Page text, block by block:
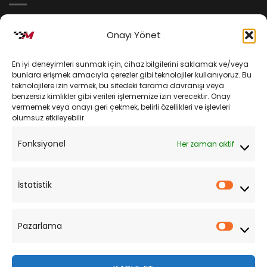
Onayı Yönet
En iyi deneyimleri sunmak için, cihaz bilgilerini saklamak ve/veya
bunlara erişmek amacıyla çerezler gibi teknolojiler kullanıyoruz. Bu
teknolojilere izin vermek, bu sitedeki tarama davranışı veya
benzersiz kimlikler gibi verileri işlememize izin verecektir. Onay
vermemek veya onayı geri çekmek, belirli özellikleri ve işlevleri
olumsuz etkileyebilir.
Fonksiyonel Her zaman aktif
İstatistik
Pazarlama
Kişisel Verilerin Korunması
Mesafeli Satış Sözleşmesi
Sipariş Takibi